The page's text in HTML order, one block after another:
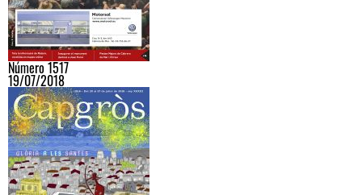
Número 1517
19/07/2018